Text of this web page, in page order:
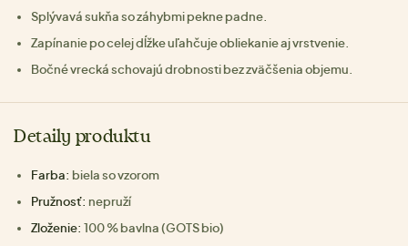
Splývavá sukňa so záhybmi pekne padne.
Zapínanie po celej dĺžke uľahčuje obliekanie aj vrstvenie.
Bočné vrecká schovajú drobnosti bez zväčšenia objemu.
Detaily produktu
Farba: biela so vzorom
Pružnosť: nepruží
Zloženie: 100 % bavlna (GOTS bio)